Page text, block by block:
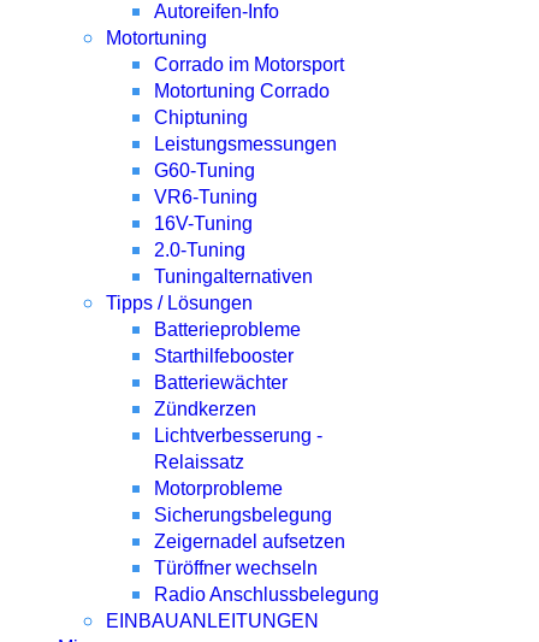
Autoreifen-Info
Motortuning
Corrado im Motorsport
Motortuning Corrado
Chiptuning
Leistungsmessungen
G60-Tuning
VR6-Tuning
16V-Tuning
2.0-Tuning
Tuningalternativen
Tipps / Lösungen
Batterieprobleme
Starthilfebooster
Batteriewächter
Zündkerzen
Lichtverbesserung -
Relaissatz
Motorprobleme
Sicherungsbelegung
Zeigernadel aufsetzen
Türöffner wechseln
Radio Anschlussbelegung
EINBAUANLEITUNGEN